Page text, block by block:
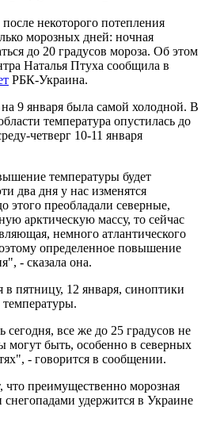
некоторого потепления
морозных дней: ночная
до 20 градусов мороза. Об этом
Наталья Птуха сообщила в
РБК-Украина.
9 января была самой холодной. В
температура опустилась до
четверг 10-11 января
температуры будет
два дня у нас изменятся
этого преобладали северные,
арктическую массу, то сейчас
немного атлантического
определенное повышение
- сказала она.
пятницу, 12 января, синоптики
сегодня, все же до 25 градусов не
могут быть, особенно в северных
- говорится в сообщении.
преимущественно морозная
снегопадами удержится в Украине